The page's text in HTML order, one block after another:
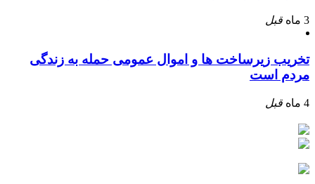
3 ماه قبل
تخریب زیرساخت ها و اموال عمومی حمله به زندگی
مردم است
4 ماه قبل